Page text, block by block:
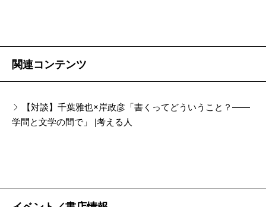
会っていることと変わらないのではないだろうか。子
がした。岸政彦の二作目の小説集『図書室』は、私に
スナック勤めだった母が作り置きするカレーやおで
関連コンテンツ
【対談】千葉雅也×岸政彦「書くってどういうこと？――
学問と文学の間で」 |考える人